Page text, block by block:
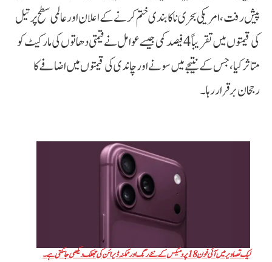
پیش رفت، امریکی بحری ناکا بندی ختم کرنے کے اعلان اور عالمی سطح پر تیل
کی قیمتوں میں تقریباً 4 فیصد کمی جیسے عوامل نے قیمتی دھاتوں کی مارکیٹ کو
متاثر کیا، جس کے نتیجے میں سونے اور چاندی کی قیمتوں میں اضافے کا
رجحان برقرار رہا۔
لیک تصاویر میں آئی فون 18 پرو میکس کے نئے رنگ اور ممکنہ ڈیزائن کی جھلک دیکھی جا سکتی ہے۔